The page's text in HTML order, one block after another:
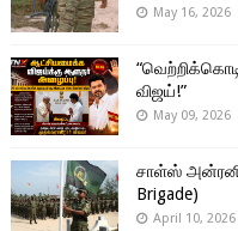
May 16, 2026
விஜய்!”
May 09, 2026
சாள்ஸ் அன்ரனி
Brigade)
April 10, 2026